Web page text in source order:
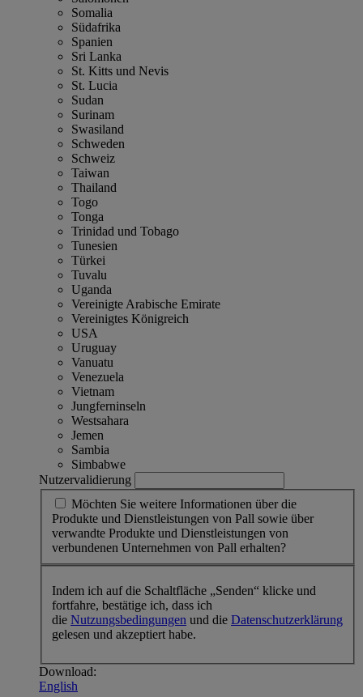
Somalia
Südafrika
Spanien
Sri Lanka
St. Kitts und Nevis
St. Lucia
Sudan
Surinam
Swasiland
Schweden
Schweiz
Taiwan
Thailand
Togo
Tonga
Trinidad und Tobago
Tunesien
Türkei
Tuvalu
Uganda
Vereinigte Arabische Emirate
Vereinigtes Königreich
USA
Uruguay
Vanuatu
Venezuela
Vietnam
Jungferninseln
Westsahara
Jemen
Sambia
Simbabwe
Nutzervalidierung
Möchten Sie weitere Informationen über die
Produkte und Dienstleistungen von Pall sowie über
verwandte Produkte und Dienstleistungen von
verbundenen Unternehmen von Pall erhalten?
Indem ich auf die Schaltfläche „Senden“ klicke und
fortfahre, bestätige ich, dass ich
die Nutzungsbedingungen und die Datenschutzerklärung
gelesen und akzeptiert habe.
Download:
English